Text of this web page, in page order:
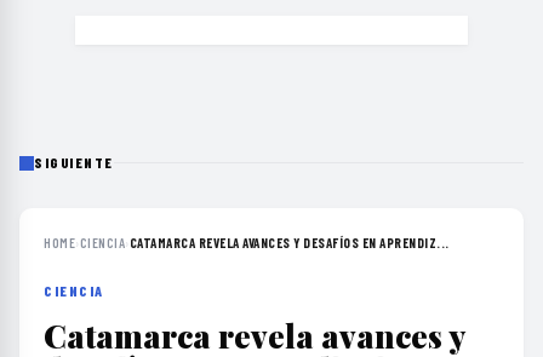
SIGUIENTE
HOME›CIENCIA› CATAMARCA REVELA AVANCES Y DESAFÍOS EN APRENDIZ...
CIENCIA
Catamarca revela avances y